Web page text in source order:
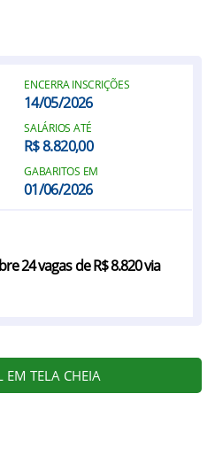
ENCERRA INSCRIÇÕES
14/05/2026
SALÁRIOS ATÉ
R$ 8.820,00
GABARITOS EM
01/06/2026
24 vagas de R$ 8.820 via
EM TELA CHEIA